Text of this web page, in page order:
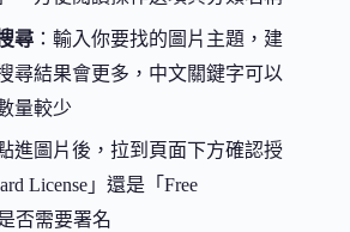
尋 ：輸入你要找的圖片主題，建
尋結果會更多，中文關鍵字可以
量較少
進圖片後，拉到頁面下方確認授
License」還是「Free
否需要署名